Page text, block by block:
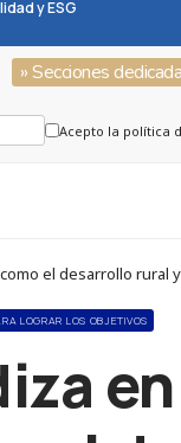
y ESG
» Secciones
Acepto la política
LOGRAR LOS OBJETIVOS